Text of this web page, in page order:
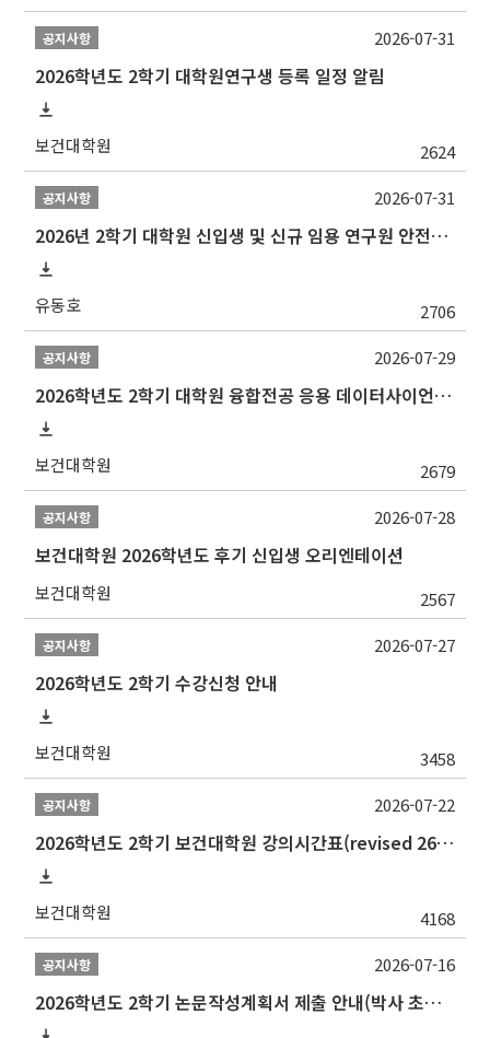
공지사항
2026학년도 2학기 대학원연구생 등록 일정 알림
보건대학원 2624
2026-07-31
공지사항
2026년 2학기 대학원 신입생 및 신규 임용 연구원 안전환경교육(신규교육) 실시 안내
유동호 2706
2026-07-31
공지사항
2026학년도 2학기 대학원 융합전공 응용 데이터사이언스 선발 계획 알림
보건대학원 2679
2026-07-29
공지사항
보건대학원 2026학년도 후기 신입생 오리엔테이션
보건대학원 2567
2026-07-28
공지사항
2026학년도 2학기 수강신청 안내
보건대학원 3458
2026-07-27
공지사항
2026학년도 2학기 보건대학원 강의시간표(revised 260803)(2026 2nd SEMESTER SNU GSPH TIMETABLE)
보건대학원 4168
2026-07-22
공지사항
2026학년도 2학기 논문작성계획서 제출 안내(박사 초심 일정 포함)_Thesis Proposal
2026-07-16